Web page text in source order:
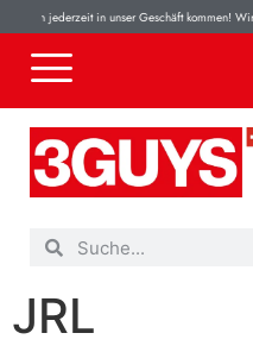
jederzeit in unser Geschäft kommen!
JRL